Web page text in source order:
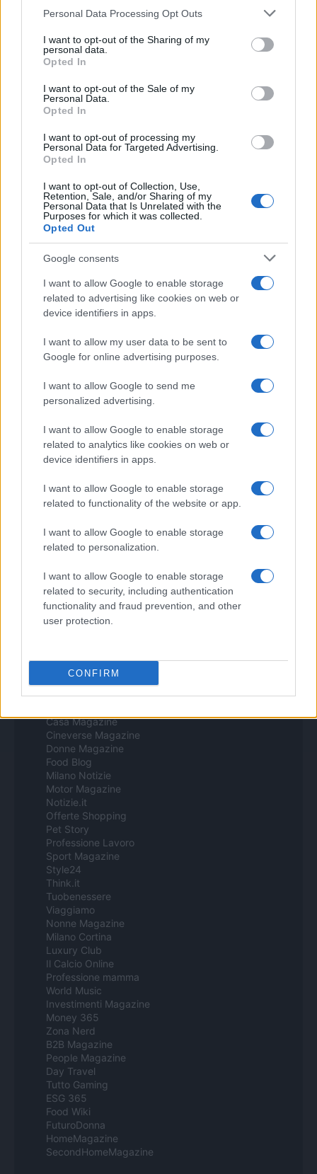
Please note that this website/app uses one or more Google
not limited to your visit or usage behaviour. You may click to
grant or deny consent to Google and its third-party tags to
use your data for below specified purposes in below Google
consent section.
Personal Data Processing Opt Outs
I want to opt-out of the Sharing of my
personal data.
Opted In
I want to opt-out of the Sale of my
Personal Data.
Opted In
I want to opt-out of processing my
Personal Data for Targeted Advertising.
Opted In
I want to opt-out of Collection, Use,
Retention, Sale, and/or Sharing of my
Personal Data that Is Unrelated with the
Purposes for which it was collected.
Opted Out
Google consents
I want to allow Google to enable storage
related to advertising like cookies on web or
device identifiers in apps.
I want to allow my user data to be sent to
Google for online advertising purposes.
I want to allow Google to send me
personalized advertising.
I want to allow Google to enable storage
related to analytics like cookies on web or
device identifiers in apps.
I want to allow Google to enable storage
related to functionality of the website or app.
I want to allow Google to enable storage
related to personalization.
I want to allow Google to enable storage
related to security, including authentication
functionality and fraud prevention, and other
user protection.
CONFIRM
y cinco descargas al mes por 5$
H50, nuevo refrigerante líquido de
Corsair para ordenadores
17 abril, 2020
2 3 4
Quienes somos
Últimas Noticias
Señala una noticia
Síguenos en Facebook
Actualidad.es es la gran fuente de información social. Actualidad,
su ciudad.
Para señalar a la redacción de cualquier error en el uso del material
la retirada del material que atenta contra los derechos de terceros.
Copyright © 2024 | Actualidad.es - Publicado en España porAdHub
- Numero REA 2729933 - Todos los derechos reservados.
Contacto-Politica de cookies- Política de privacidad-
Procesamiento de datos
Italia
Casa Magazine
Cineverse Magazine
Donne Magazine
Food Blog
Milano Notizie
Motor Magazine
Notizie.it
Offerte Shopping
Pet Story
Professione Lavoro
Sport Magazine
Style24
Think.it
Tuobenessere
Viaggiamo
Nonne Magazine
Milano Cortina
Luxury Club
Il Calcio Online
Professione mamma
World Music
Investimenti Magazine
Money 365
Zona Nerd
B2B Magazine
People Magazine
Day Travel
Tutto Gaming
ESG 365
Food Wiki
FuturoDonna
HomeMagazine
SecondHomeMagazine